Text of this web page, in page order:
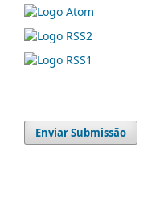
Enviar Submissão